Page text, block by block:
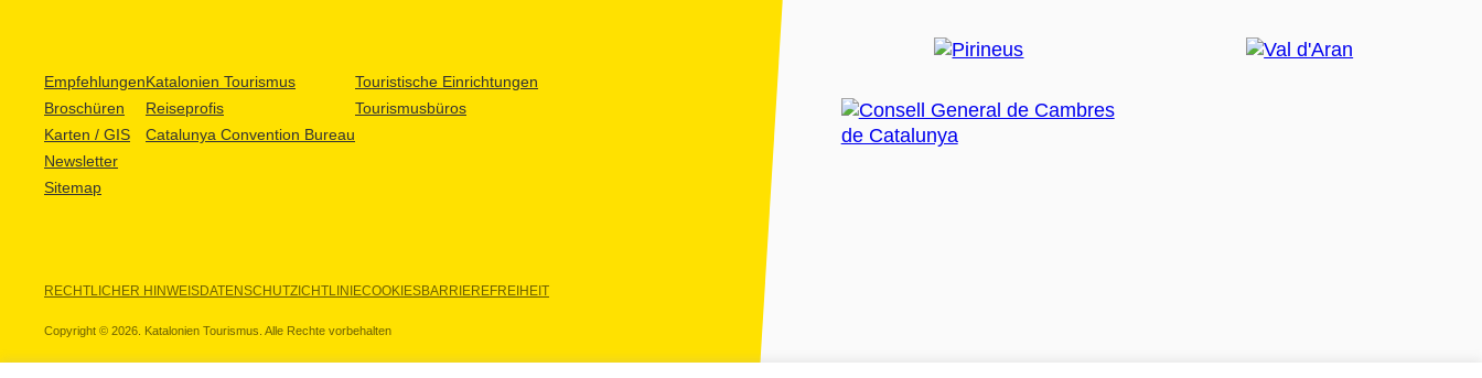
Empfehlungen
Broschüren
Karten / GIS
Newsletter
Sitemap
Katalonien Tourismus
Reiseprofis
Catalunya Convention Bureau
Touristische Einrichtungen
Tourismusbüros
RECHTLICHER HINWEISDATENSCHUTZICHTLINIECOOKIESBARRIEREFREIHEIT
Copyright © 2026. Katalonien Tourismus. Alle Rechte vorbehalten